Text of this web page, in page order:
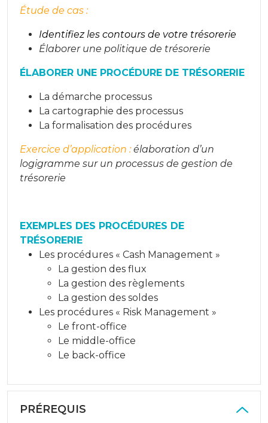
Étude de cas :
Identifiez les contours de votre trésorerie
Élaborer une politique de trésorerie
ÉLABORER UNE PROCÉDURE DE TRÉSORERIE
La démarche processus
La cartographie des processus
La formalisation des procédures
Exercice d’application :élaboration d’un
logigramme sur un processus de gestion de
trésorerie
EXEMPLES DES PROCÉDURES DE
TRÉSORERIE
Les procédures « Cash Management »
La gestion des flux
La gestion des règlements
La gestion des soldes
Les procédures « Risk Management »
Le front-office
Le middle-office
Le back-office
PRÉREQUIS